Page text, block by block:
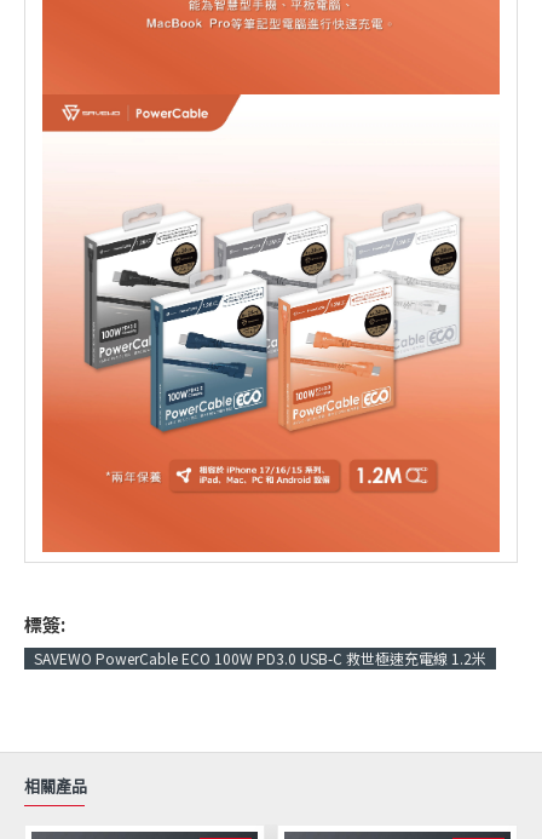
標簽:
SAVEWO PowerCable ECO 100W PD3.0 USB-C 救世極速充電線 1.2米
相關產品